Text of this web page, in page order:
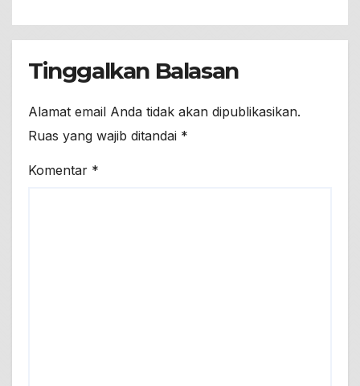
Tinggalkan Balasan
Alamat email Anda tidak akan dipublikasikan.
Ruas yang wajib ditandai *
Komentar *